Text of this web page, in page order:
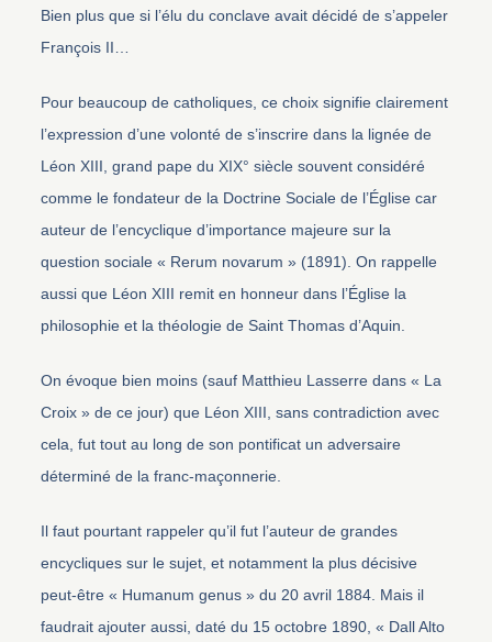
Bien plus que si l’élu du conclave avait décidé de s’appeler
François II…
Pour beaucoup de catholiques, ce choix signifie clairement
l’expression d’une volonté de s’inscrire dans la lignée de
Léon XIII, grand pape du XIX° siècle souvent considéré
comme le fondateur de la Doctrine Sociale de l’Église car
auteur de l’encyclique d’importance majeure sur la
question sociale « Rerum novarum » (1891). On rappelle
aussi que Léon XIII remit en honneur dans l’Église la
philosophie et la théologie de Saint Thomas d’Aquin.
On évoque bien moins (sauf Matthieu Lasserre dans « La
Croix » de ce jour) que Léon XIII, sans contradiction avec
cela, fut tout au long de son pontificat un adversaire
déterminé de la franc-maçonnerie.
Il faut pourtant rappeler qu’il fut l’auteur de grandes
encycliques sur le sujet, et notamment la plus décisive
peut-être « Humanum genus » du 20 avril 1884. Mais il
faudrait ajouter aussi, daté du 15 octobre 1890, « Dall Alto